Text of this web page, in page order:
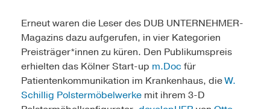
Erneut waren die Leser des DUB UNTERNEHMER-
Magazins dazu aufgerufen, in vier Kategorien
Preisträger*innen zu küren. Den Publikumspreis
erhielten das Kölner Start-up m.Doc für
Patientenkommunikation im Krankenhaus, dieW.
Schillig Polstermöbelwerke mit ihrem 3-D